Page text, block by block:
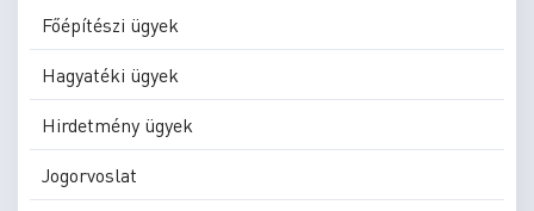
Főépítészi ügyek
Hagyatéki ügyek
Hirdetmény ügyek
Jogorvoslat